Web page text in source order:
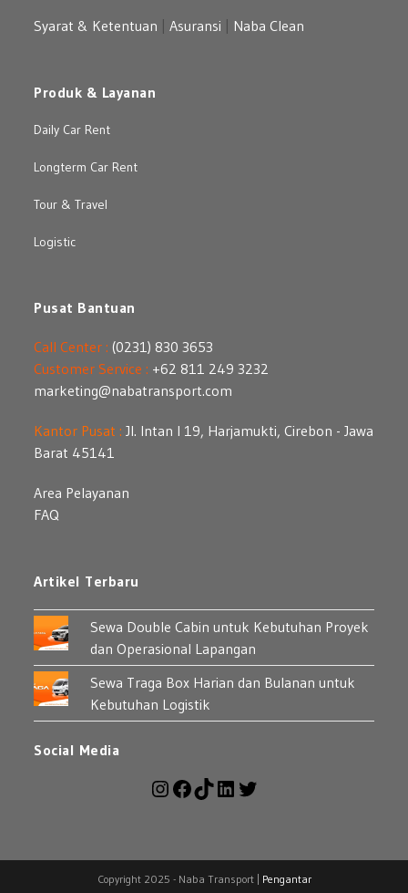
Syarat & Ketentuan |Asuransi Naba Clean
Produk & Layanan
Daily Car Rent
Longterm Car Rent
Tour & Travel
Logistic
Pusat Bantuan
Call Center : (0231) 830 3653
Customer Service : +62 811 249 3232
marketing@nabatransport.com
Kantor Pusat : Jl. Intan I 19, Harjamukti, Cirebon - Jawa
Barat 45141
Area Pelayanan
FAQ
Artikel Terbaru
Sewa Double Cabin untuk Kebutuhan Proyek
dan Operasional Lapangan
Sewa Traga Box Harian dan Bulanan untuk
Kebutuhan Logistik
Social Media
Instagram
Facebook
TikTokLinkedIn
Copyright 2025 - Naba Transport | Pengantar